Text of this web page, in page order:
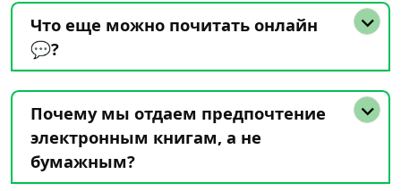
Что еще можно почитать онлайн
💬?
Почему мы отдаем предпочтение
электронным книгам, а не
бумажным?